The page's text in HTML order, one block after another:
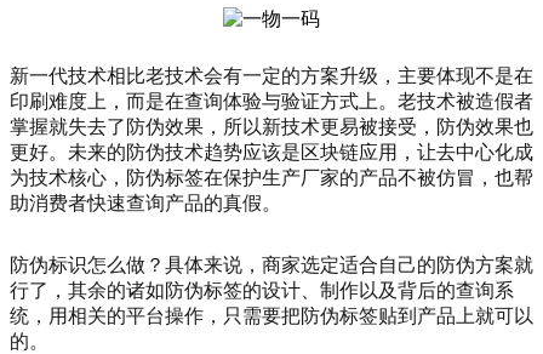
新一代技术相比老技术会有一定的方案升级，主要体现不是在
印刷难度上，而是在查询体验与验证方式上。老技术被造假者
掌握就失去了防伪效果，所以新技术更易被接受，防伪效果也
更好。未来的防伪技术趋势应该是区块链应用，让去中心化成
为技术核心，防伪标签在保护生产厂家的产品不被仿冒，也帮
助消费者快速查询产品的真假。
防伪标识怎么做？具体来说，商家选定适合自己的防伪方案就
行了，其余的诸如防伪标签的设计、制作以及背后的查询系
统，用相关的平台操作，只需要把防伪标签贴到产品上就可以
的。